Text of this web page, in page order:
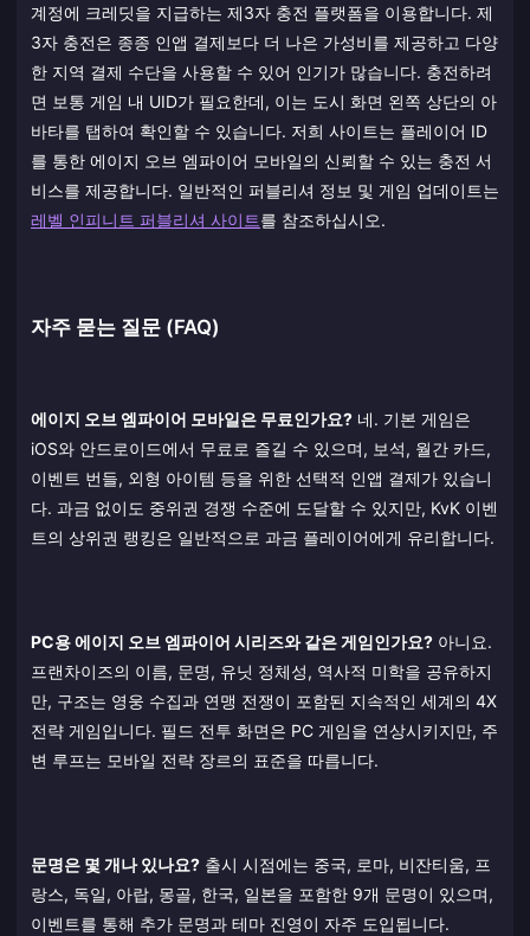
계정에 크레딧을 지급하는 제3자 충전 플랫폼을 이용합니다. 제
3자 충전은 종종 인앱 결제보다 더 나은 가성비를 제공하고 다양
한 지역 결제 수단을 사용할 수 있어 인기가 많습니다. 충전하려
면 보통 게임 내 UID가 필요한데, 이는 도시 화면 왼쪽 상단의 아
바타를 탭하여 확인할 수 있습니다. 저희 사이트는 플레이어 ID
를 통한 에이지 오브 엠파이어 모바일의 신뢰할 수 있는 충전 서
비스를 제공합니다. 일반적인 퍼블리셔 정보 및 게임 업데이트는
레벨 인피니트 퍼블리셔 사이트를 참조하십시오.
자주 묻는 질문 (FAQ)
에이지 오브 엠파이어 모바일은 무료인가요? 네. 기본 게임은
iOS와 안드로이드에서 무료로 즐길 수 있으며, 보석, 월간 카드,
이벤트 번들, 외형 아이템 등을 위한 선택적 인앱 결제가 있습니
다. 과금 없이도 중위권 경쟁 수준에 도달할 수 있지만, KvK 이벤
트의 상위권 랭킹은 일반적으로 과금 플레이어에게 유리합니다.
PC용 에이지 오브 엠파이어 시리즈와 같은 게임인가요? 아니요.
프랜차이즈의 이름, 문명, 유닛 정체성, 역사적 미학을 공유하지
만, 구조는 영웅 수집과 연맹 전쟁이 포함된 지속적인 세계의 4X
전략 게임입니다. 필드 전투 화면은 PC 게임을 연상시키지만, 주
변 루프는 모바일 전략 장르의 표준을 따릅니다.
문명은 몇 개나 있나요? 출시 시점에는 중국, 로마, 비잔티움, 프
랑스, 독일, 아랍, 몽골, 한국, 일본을 포함한 9개 문명이 있으며,
이벤트를 통해 추가 문명과 테마 진영이 자주 도입됩니다.